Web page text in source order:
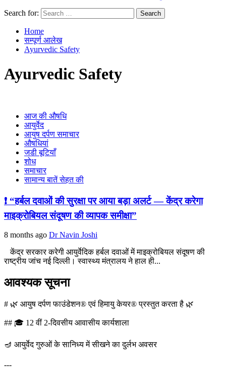
Search for:
Home
सम्पूर्ण आलेख
Ayurvedic Safety
Ayurvedic Safety
आज की औषधि
आयुर्वेद
आयुष दर्पण समाचार
औषधियां
जडी बूटियाँ
शोध
समाचार
सामान्य बातें सेहत की
❗ “हर्बल दवाओं की सुरक्षा पर आया बड़ा अलर्ट — केंद्र करेगा
माइक्रोबियल संदूषण की व्यापक समीक्षा”
8 months ago Dr Navin Joshi
केंद्र सरकार करेगी आयुर्वेदिक हर्बल दवाओं में माइक्रोबियल संदूषण की
राष्ट्रीय जांच नई दिल्ली। स्वास्थ्य मंत्रालय ने हाल ही...
आवश्यक सूचना
# 🌿 आयुष दर्पण फाउंडेशन® एवं हिमायु केयर® प्रस्तुत करता है 🌿
## 🎓 12 वीं 2-दिवसीय आवासीय कार्यशाला
🪔 आयुर्वेद गुरुओं के सानिध्य में सीखने का दुर्लभ अवसर
---